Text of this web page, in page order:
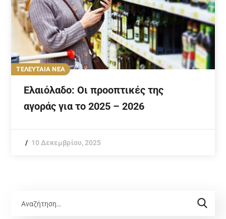
ΤΕΛΕΥΤΑΙΑ ΝΕΑ
Ελαιόλαδο: Οι προοπτικές της
αγοράς για το 2025 – 2026
10 Δεκεμβρίου, 2025